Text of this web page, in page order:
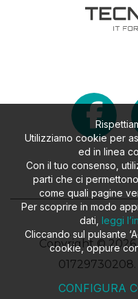
Copyright © 2026
Utilizziamo cookie per
ed in linea
Con il tuo consenso,
parti che ci
come quali pagine
Per scoprire in modo
dati, leggi
Cliccando sul pulsante
cookie, oppure
CONFIGURA